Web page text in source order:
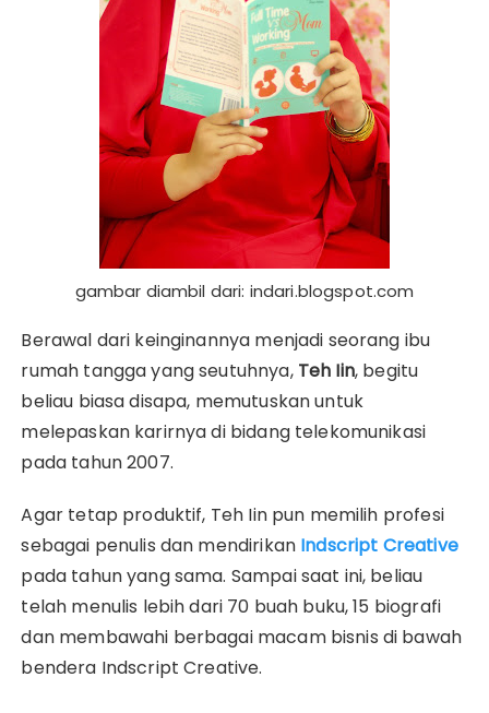
gambar diambil dari: indari.blogspot.com
Berawal dari keinginannya menjadi seorang ibu
rumah tangga yang seutuhnya, Teh Iin, begitu
beliau biasa disapa, memutuskan untuk
melepaskan karirnya di bidang telekomunikasi
pada tahun 2007.
Agar tetap produktif, Teh Iin pun memilih profesi
sebagai penulis dan mendirikan Indscript Creative
pada tahun yang sama. Sampai saat ini, beliau
telah menulis lebih dari 70 buah buku, 15 biografi
dan membawahi berbagai macam bisnis di bawah
bendera Indscript Creative.